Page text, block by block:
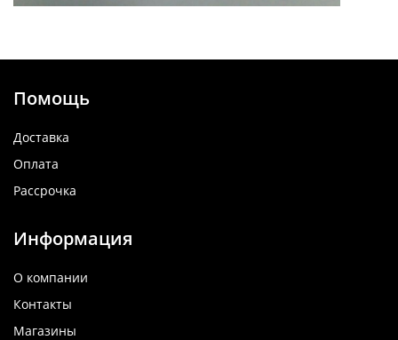
Помощь
Доставка
Оплата
Рассрочка
Информация
О компании
Контакты
Магазины